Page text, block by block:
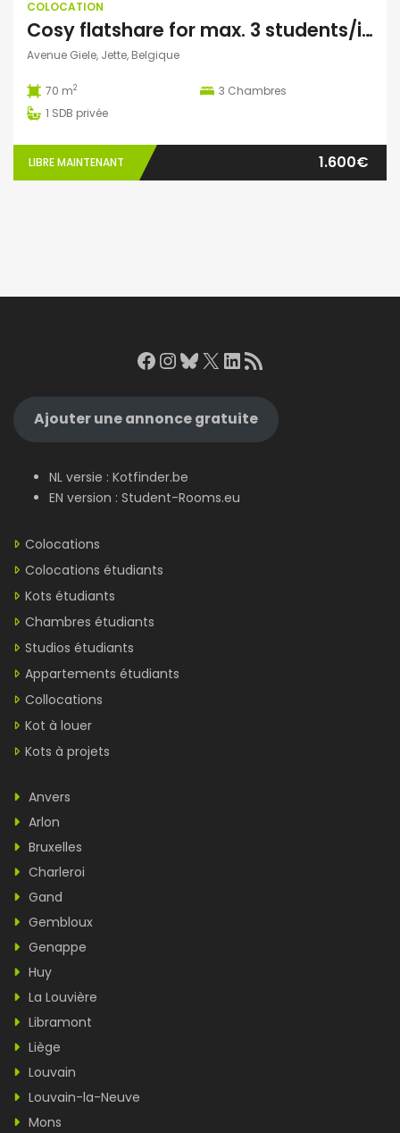
COLOCATION
Cosy flatshare for max. 3 students/interns
Avenue Giele, Jette, Belgique
70 m2 3 Chambres
1 SDB privée
LIBRE MAINTENANT 1.600€
Facebook
Instagram
Bluesky
X LinkedIn
RSS Feed
Ajouter une annonce gratuite
NL versie : Kotfinder.be
EN version : Student-Rooms.eu
Colocations
Colocations étudiants
Kots étudiants
Chambres étudiants
Studios étudiants
Appartements étudiants
Collocations
Kot à louer
Kots à projets
Anvers
Arlon
Bruxelles
Charleroi
Gand
Gembloux
Genappe
Huy
La Louvière
Libramont
Liège
Louvain
Louvain-la-Neuve
Mons